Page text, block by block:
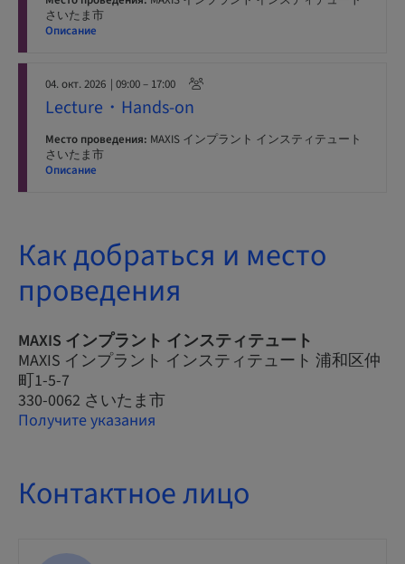
さいたま市
Описание
04. окт. 2026 | 09:00 – 17:00
Lecture・Hands-on
Место проведения: MAXIS インプラント インスティテュート
さいたま市
Описание
Как добраться и место
проведения
MAXIS インプラント インスティテュート
MAXIS インプラント インスティテュート 浦和区仲
町1-5-7
330-0062 さいたま市
Получите указания
Контактное лицо